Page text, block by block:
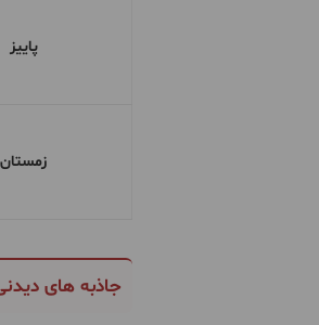
پاییز
زمستان
جاذبه های